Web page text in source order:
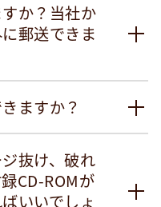
か？当社か
郵送できま
ますか？
抜け、破れ
CD-ROMが
いいでしょ